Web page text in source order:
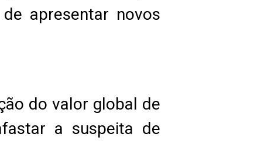
apresentar novos
do valor global de
a suspeita de